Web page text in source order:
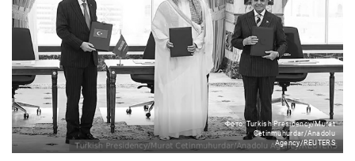
Фото: Turkish Presidency/Murat
Cetinmuhurdar/Anadolu
Agency/REUTERS